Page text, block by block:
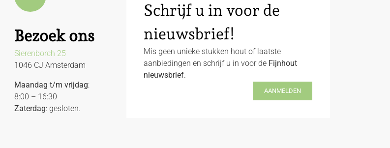
Bezoek ons
Sierenborch 25
1046 CJ Amsterdam
Maandag t/m vrijdag:
8:00 – 16:30
Zaterdag: gesloten.
Schrijf u in voor de
nieuwsbrief!
Mis geen unieke stukken hout of laatste
aanbiedingen en schrijf u in voor de Fijnhout
nieuwsbrief.
AANMELDEN